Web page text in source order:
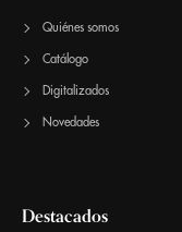
Quiénes somos
Catálogo
Digitalizados
Novedades
Destacados